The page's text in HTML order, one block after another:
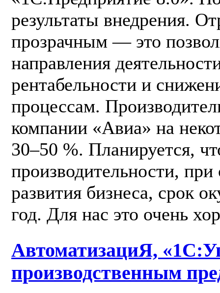
результаты внедрения.
прозрачным — это
направления
рентабельности и
процессам.
компании «Авиа» на
30–50 %. Планируется,
производительности,
развития бизнеса, срок
год. Для нас это очень
АвтоматизациЯ,
производственным